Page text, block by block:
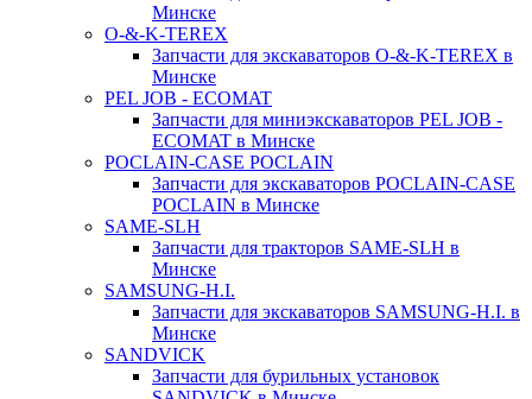
Минске
O-&-K-TEREX
Запчасти для экскаваторов O-&-K-TEREX в
Минске
PEL JOB - ECOMAT
Запчасти для миниэкскаваторов PEL JOB -
ECOMAT в Минске
POCLAIN-CASE POCLAIN
Запчасти для экскаваторов POCLAIN-CASE
POCLAIN в Минске
SAME-SLH
Запчасти для тракторов SAME-SLH в
Минске
SAMSUNG-H.I.
Запчасти для экскаваторов SAMSUNG-H.I. в
Минске
SANDVICK
Запчасти для бурильных установок